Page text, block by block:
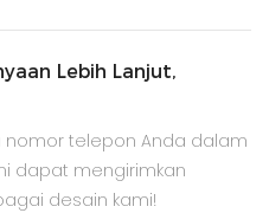
Lebih Lanjut,
nomor telepon Anda dalam
dapat mengirimkan
desain kami!